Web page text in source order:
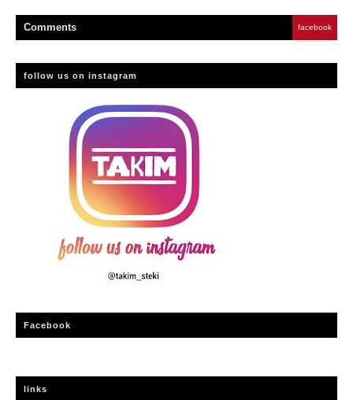
Comments facebook
follow us on instagram
Facebook
links